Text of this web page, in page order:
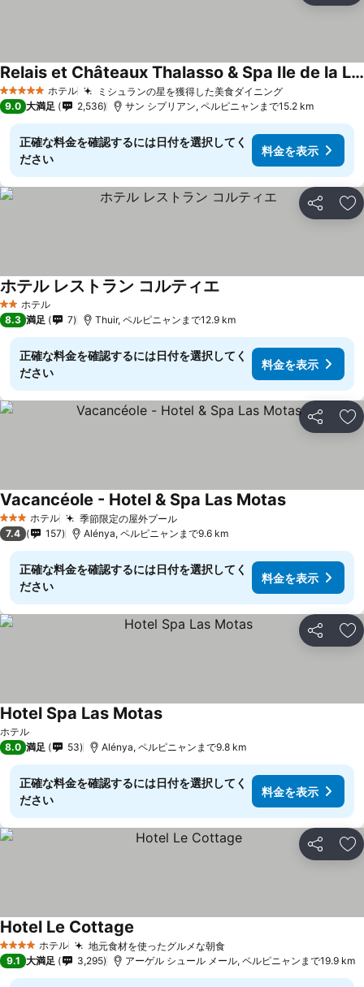
5 ホテルのランク
ホテル ミシュランの星を獲得した美食ダイニング料金を表示
Relais et Châteaux Thalasso & Spa Ile de la Lagune
料金を表示
9.0 大満足 2,536 サン シプリアン, ペルピニャンまで15.2 km
正確な料金を確認するには日付を選択してく
ださい
料金を表示
シェア お
2 ホテルのランク
ホテル
ホテル レストラン コルティエ料金を表示
8.3 満足 7 Thuir, ペルピニャンまで12.9 km
正確な料金を確認するには日付を選択してく
ださい
料金を表示
シェア お
3 ホテルのランク
ホテル 季節限定の屋外プール料金を表示
Vacancéole - Hotel & Spa Las Motas料金を表示
7.4 157 Alénya, ペルピニャンまで9.6 km
正確な料金を確認するには日付を選択してく
ださい
料金を表示
シェア お
ホテル
Hotel Spa Las Motas料金を表示
8.0 満足 53 Alénya, ペルピニャンまで9.8 km
正確な料金を確認するには日付を選択してく
ださい
料金を表示
シェア お
4 ホテルのランク
ホテル 地元食材を使ったグルメな朝食料金を表示
Hotel Le Cottage
9.1 大満足 3,295 アーゲル シュール メール, ペルピニャンまで19.9 km